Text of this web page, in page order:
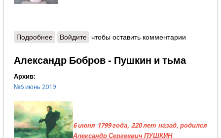
Подробнеео Александр Вяземский - Неподвластна бегу
Войдите чтобы оставить комментарии
Александр Бобров - Пушкин и тьма
Архив:
№6 июнь 2019
6 июня 1799 года, 220 лет назад, родился
Александр Сергеевич ПУШКИН